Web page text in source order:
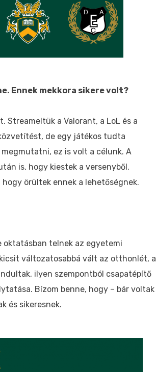
Ennek mekkora sikere volt?
Streameltük a Valorant, a LoL és a
de egy játékos tudta
ez is volt a célunk. A
is, hogy kiestek a versenyből.
örültek ennek a lehetőségnek.
oktatásban telnek az egyetemi
változatosabbá vált az otthonlét, a
ilyen szempontból csapatépítő
Bízom benne, hogy – bár voltak
és sikeresnek.